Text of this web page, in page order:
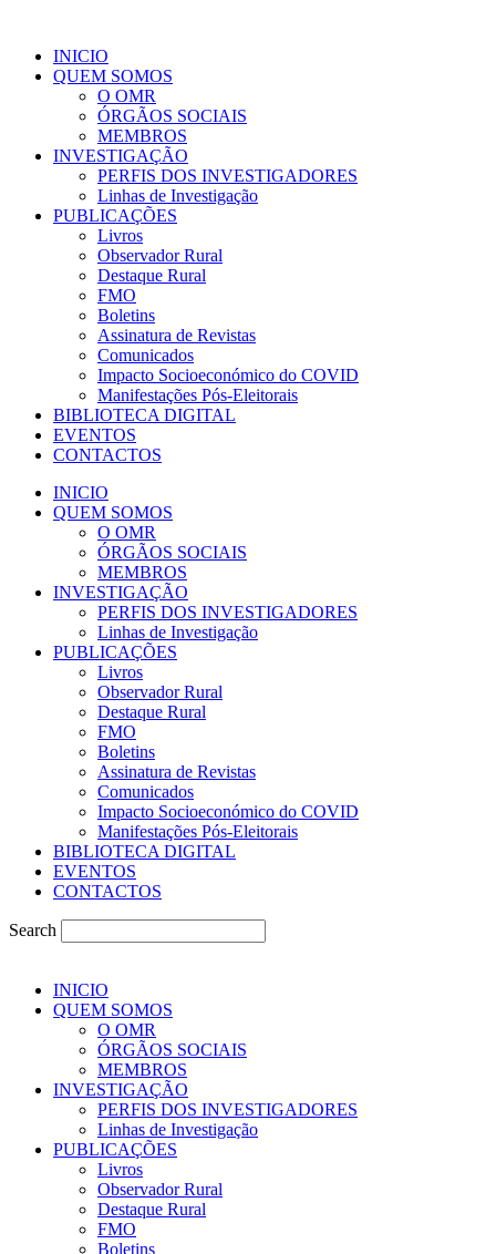
INICIO
QUEM SOMOS
O OMR
ÓRGÃOS SOCIAIS
MEMBROS
INVESTIGAÇÃO
PERFIS DOS INVESTIGADORES
Linhas de Investigação
PUBLICAÇÕES
Livros
Observador Rural
Destaque Rural
FMO
Boletins
Assinatura de Revistas
Comunicados
Impacto Socioeconómico do COVID
Manifestações Pós-Eleitorais
BIBLIOTECA DIGITAL
EVENTOS
CONTACTOS
INICIO
QUEM SOMOS
O OMR
ÓRGÃOS SOCIAIS
MEMBROS
INVESTIGAÇÃO
PERFIS DOS INVESTIGADORES
Linhas de Investigação
PUBLICAÇÕES
Livros
Observador Rural
Destaque Rural
FMO
Boletins
Assinatura de Revistas
Comunicados
Impacto Socioeconómico do COVID
Manifestações Pós-Eleitorais
BIBLIOTECA DIGITAL
EVENTOS
CONTACTOS
Search
INICIO
QUEM SOMOS
O OMR
ÓRGÃOS SOCIAIS
MEMBROS
INVESTIGAÇÃO
PERFIS DOS INVESTIGADORES
Linhas de Investigação
PUBLICAÇÕES
Livros
Observador Rural
Destaque Rural
FMO
Boletins